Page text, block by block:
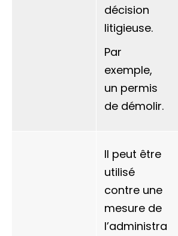
décision
litigieuse.
Par
exemple,
un permis
de démolir.
Il peut être
utilisé
contre une
mesure de
l’administra